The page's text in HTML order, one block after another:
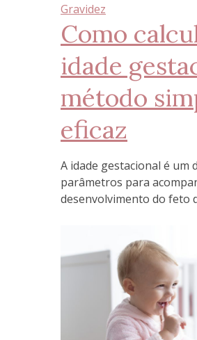
Gravidez
Como
idade
método
eficaz
A idade gestacional é um
parâmetros para
desenvolvimento do feto